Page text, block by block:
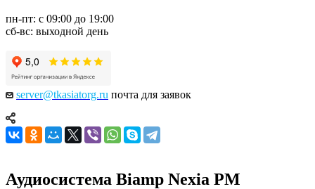
пн-пт: с 09:00 до 19:00
сб-вс: выходной день
server@tkasiatorg.ru почта для заявок
Аудиосистема Biamp Nexia PM